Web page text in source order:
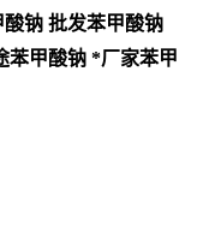
钠 批发苯甲酸钠
苯甲酸钠 *厂家苯甲